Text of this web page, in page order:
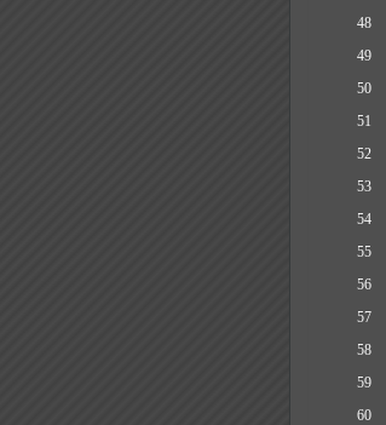
48
49
50
51
52
53
54
55
56
57
58
59
60